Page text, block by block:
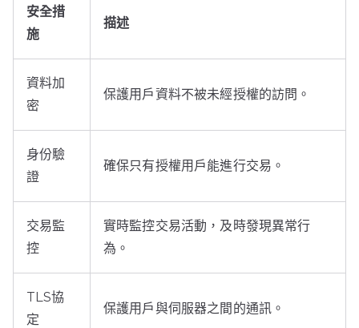
安全措
施
描述
資料加
密
保護用戶資料不被未經授權的訪問。
身份驗
證
確保只有授權用戶能進行交易。
交易監
控
實時監控交易活動，及時發現異常行
為。
TLS協
定
保護用戶與伺服器之間的通訊。